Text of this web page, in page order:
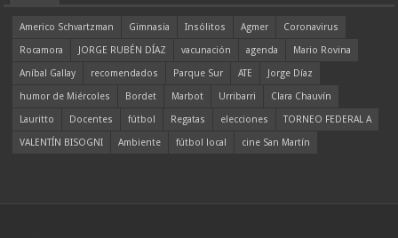
Americo Schvartzman Gimnasia Insólitos Agmer
Coronavirus
Rocamora
JORGE RUBÉN DÍAZ vacunación agenda
Mario Rovina
Aníbal Gallay
recomendados Parque Sur ATE
Jorge Díaz
humor de Miércoles
Bordet Marbot Urribarri
Clara Chauvín
Lauritto
Docentes fútbol Regatas elecciones
TORNEO FEDERAL A
VALENTÍN BISOGNI
Ambiente fútbol local cine San Martín